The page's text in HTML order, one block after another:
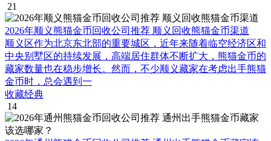
21
2026年顺义熊猫金币回收公司推荐 顺义回收熊猫金币渠道
顺义区作为北京东北部的重要城区，近年来随着临空经济区和
中央别墅区的持续发展，高端居住群体不断扩大，熊猫金币的
藏家数量也在稳步增长。然而，不少顺义藏家在考虑出手熊猫
金币时，总会遇到一
收藏经典
14